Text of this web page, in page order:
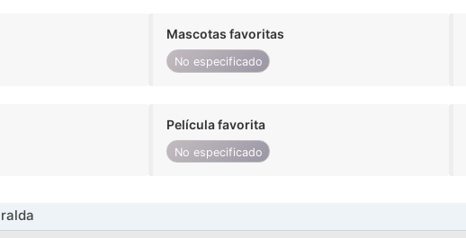
Mascotas favoritas
No especificado
Película favorita
No especificado